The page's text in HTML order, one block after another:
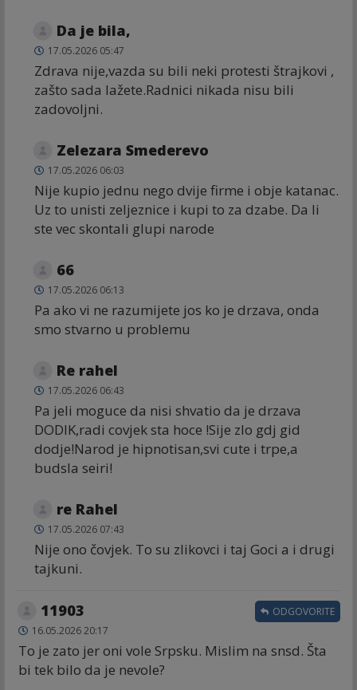
Da je bila,
17.05.2026 05:47
Zdrava nije,vazda su bili neki protesti štrajkovi ,
zašto sada lažete.Radnici nikada nisu bili
zadovoljni.
Zelezara Smederevo
17.05.2026 06:03
Nije kupio jednu nego dvije firme i obje katanac.
Uz to unisti zeljeznice i kupi to za dzabe. Da li
ste vec skontali glupi narode
66
17.05.2026 06:13
Pa ako vi ne razumijete jos ko je drzava, onda
smo stvarno u problemu
Re rahel
17.05.2026 06:43
Pa jeli moguce da nisi shvatio da je drzava
DODIK,radi covjek sta hoce !Sije zlo gdj gid
dodje!Narod je hipnotisan,svi cute i trpe,a
budsla seiri!
re Rahel
17.05.2026 07:43
Nije ono čovjek. To su zlikovci i taj Goci a i drugi
tajkuni.
11903
16.05.2026 20:17
To je zato jer oni vole Srpsku. Mislim na snsd. Šta
bi tek bilo da je nevole?
ODGOVORITE